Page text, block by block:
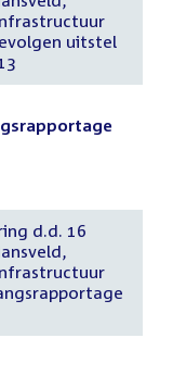
uitstel
d.d. 16